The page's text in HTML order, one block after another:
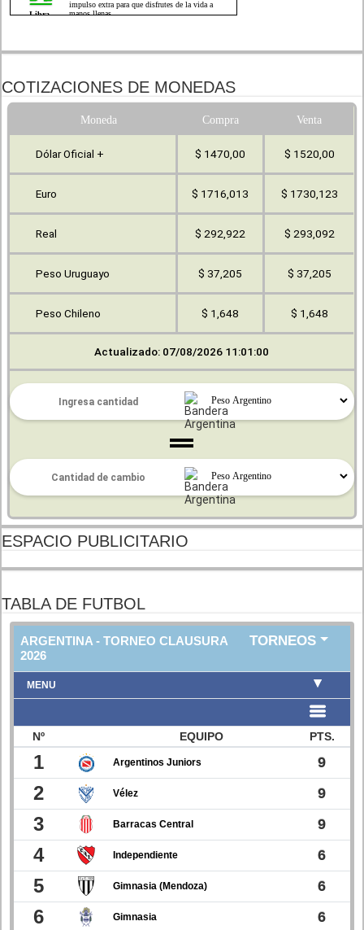
COTIZACIONES DE MONEDAS
Moneda Compra Venta
Dólar Oficial + $ 1470,00 $ 1520,00
Euro $ 1716,013 $ 1730,123
Real $ 292,922 $ 293,092
Peso Uruguayo $ 37,205 $ 37,205
Peso Chileno $ 1,648 $ 1,648
Actualizado: 07/08/2026 11:01:00
ESPACIO PUBLICITARIO
TABLA DE FUTBOL